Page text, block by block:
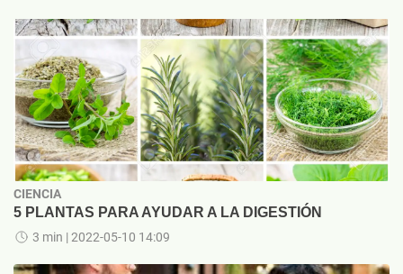
CIENCIA
5 PLANTAS PARA AYUDAR A LA DIGESTIÓN
3 min | 2022-05-10 14:09